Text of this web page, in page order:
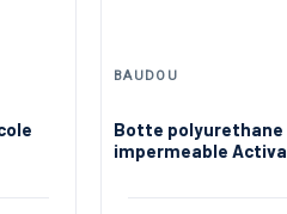
BAUDOU
Botte polyurethane
impermeable Activa